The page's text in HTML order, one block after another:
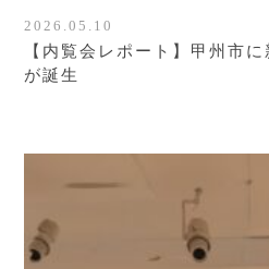
2026.05.10
【内覧会レポート】甲州市
が誕生